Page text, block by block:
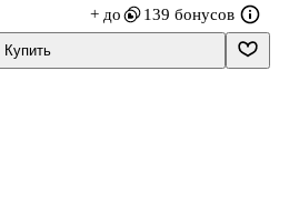
созидать и творить.
о продажах, о
и его социальной роли в жизни
+ до 139 бонусов
Купить